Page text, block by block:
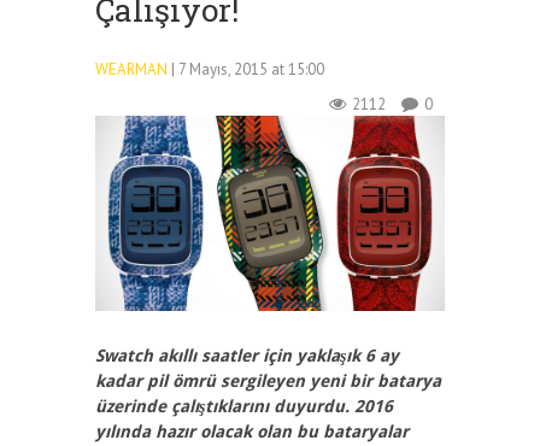
Çalışıyor!
WEARMAN | 7 Mayıs, 2015 at 15:00
2112
0
Swatch akıllı saatler için yaklaşık 6 ay
kadar pil ömrü sergileyen yeni bir batarya
üzerinde çalıştıklarını duyurdu. 2016
yılında hazır olacak olan bu bataryalar